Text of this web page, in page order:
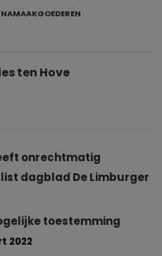
NAMAAKGOEDEREN
ten Hove
onrechtmatig
dagblad De Limburger
toestemming
2022